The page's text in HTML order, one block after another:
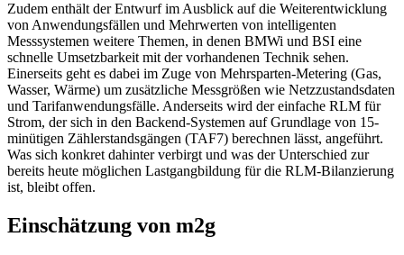
Zudem enthält der Entwurf im Ausblick auf die Weiterentwicklung
von Anwendungsfällen und Mehrwerten von intelligenten
Messsystemen weitere Themen, in denen BMWi und BSI eine
schnelle Umsetzbarkeit mit der vorhandenen Technik sehen.
Einerseits geht es dabei im Zuge von Mehrsparten-Metering (Gas,
Wasser, Wärme) um zusätzliche Messgrößen wie Netzzustandsdaten
und Tarifanwendungsfälle. Anderseits wird der einfache RLM für
Strom, der sich in den Backend-Systemen auf Grundlage von 15-
minütigen Zählerstandsgängen (TAF7) berechnen lässt, angeführt.
Was sich konkret dahinter verbirgt und was der Unterschied zur
bereits heute möglichen Lastgangbildung für die RLM-Bilanzierung
ist, bleibt offen.
Einschätzung von m2g